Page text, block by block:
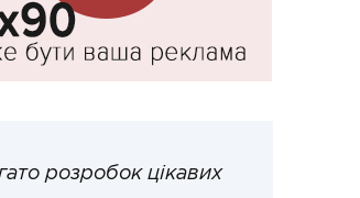
розробок цікавих